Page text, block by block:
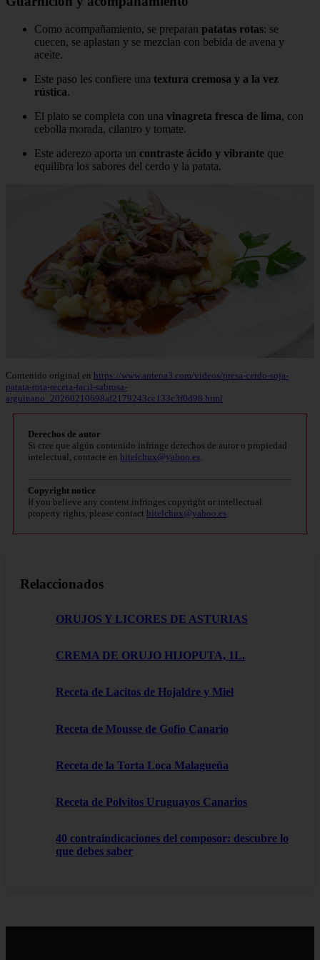
Como acompañamiento, se preparan patatas rotas: se
cuecen, se aplastan y se mezclan con bebida de avena y
aceite.
Este paso les confiere una textura cremosa y a la vez
rústica.
El plato se completa con una vinagreta fresca de lima, con
cebolla morada, cilantro y tomate.
Este aderezo aporta un contraste ácido y vibrante que
equilibra los sabores del cerdo y la patata.
Contenido original en https://www.antena3.com/videos/presa-cerdo-soja-
patata-rota-receta-facil-sabrosa-
arguinano_20260210698af2179243cc133c3f0d98.html
Derechos de autor
Si cree que algún contenido infringe derechos de autor o propiedad
intelectual, contacte en bitelchux@yahoo.es.
Copyright notice
If you believe any content infringes copyright or intellectual
property rights, please contact bitelchux@yahoo.es.
Relaccionados
ORUJOS Y LICORES DE ASTURIAS
CREMA DE ORUJO HIJOPUTA, 1L.
Receta de Lacitos de Hojaldre y Miel
Receta de Mousse de Gofio Canario
Receta de la Torta Loca Malagueña
Receta de Polvitos Uruguayos Canarios
40 contraindicaciones del composor: descubre lo
que debes saber